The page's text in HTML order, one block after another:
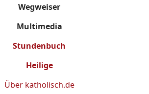
Wegweiser
Multimedia
Stundenbuch
Heilige
Über katholisch.de